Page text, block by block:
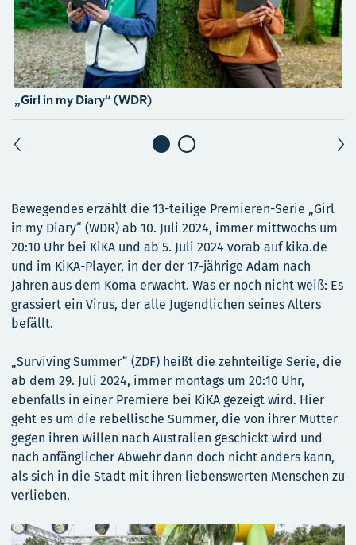
„Girl in my Diary“ (WDR)
Bewegendes erzählt die 13-teilige Premieren-Serie „Girl
in my Diary“ (WDR) ab 10. Juli 2024, immer mittwochs um
20:10 Uhr bei KiKA und ab 5. Juli 2024 vorab auf kika.de
und im KiKA-Player, in der der 17-jährige Adam nach
Jahren aus dem Koma erwacht. Was er noch nicht weiß: Es
grassiert ein Virus, der alle Jugendlichen seines Alters
befällt.
„Surviving Summer“ (ZDF) heißt die zehnteilige Serie, die
ab dem 29. Juli 2024, immer montags um 20:10 Uhr,
ebenfalls in einer Premiere bei KiKA gezeigt wird. Hier
geht es um die rebellische Summer, die von ihrer Mutter
gegen ihren Willen nach Australien geschickt wird und
nach anfänglicher Abwehr dann doch nicht anders kann,
als sich in die Stadt mit ihren liebenswerten Menschen zu
verlieben.